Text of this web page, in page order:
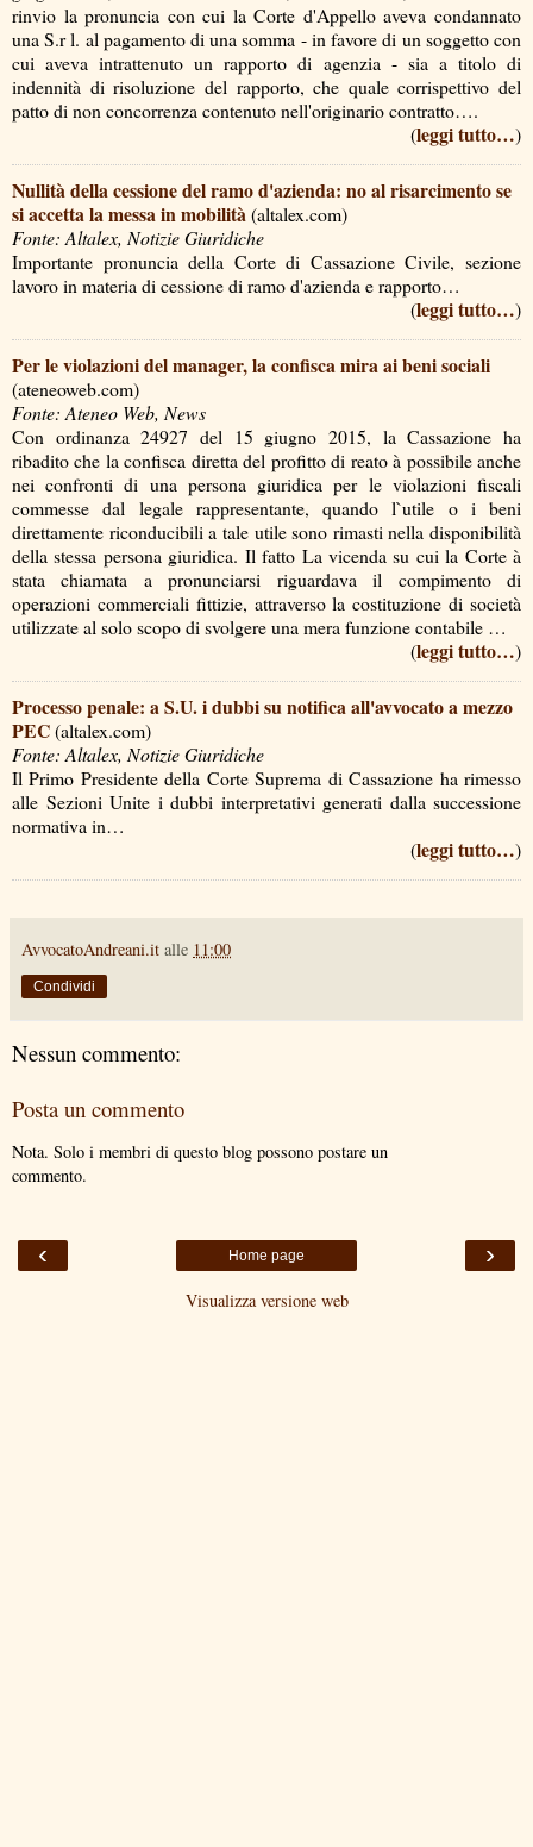
rinvio la pronuncia con cui la Corte d'Appello aveva condannato
una S.r l. al pagamento di una somma - in favore di un soggetto con
cui aveva intrattenuto un rapporto di agenzia - sia a titolo di
indennità di risoluzione del rapporto, che quale corrispettivo del
patto di non concorrenza contenuto nell'originario contratto….
(leggi tutto…)
Nullità della cessione del ramo d'azienda: no al risarcimento se
si accetta la messa in mobilità(altalex.com)
Fonte: Altalex, Notizie Giuridiche
Importante pronuncia della Corte di Cassazione Civile, sezione
lavoro in materia di cessione di ramo d'azienda e rapporto…
(leggi tutto…)
Per le violazioni del manager, la confisca mira ai beni sociali
(ateneoweb.com)
Fonte: Ateneo Web, News
Con ordinanza 24927 del 15 giugno 2015, la Cassazione ha
ribadito che la confisca diretta del profitto di reato à possibile anche
nei confronti di una persona giuridica per le violazioni fiscali
commesse dal legale rappresentante, quando l`utile o i beni
direttamente riconducibili a tale utile sono rimasti nella disponibilità
della stessa persona giuridica. Il fatto La vicenda su cui la Corte à
stata chiamata a pronunciarsi riguardava il compimento di
operazioni commerciali fittizie, attraverso la costituzione di società
utilizzate al solo scopo di svolgere una mera funzione contabile …
(leggi tutto…)
Processo penale: a S.U. i dubbi su notifica all'avvocato a mezzo
PEC(altalex.com)
Fonte: Altalex, Notizie Giuridiche
Il Primo Presidente della Corte Suprema di Cassazione ha rimesso
alle Sezioni Unite i dubbi interpretativi generati dalla successione
normativa in…
(leggi tutto…)
AvvocatoAndreani.it alle 11:00
Condividi
Nessun commento:
Posta un commento
Nota. Solo i membri di questo blog possono postare un
commento.
‹ ›
Home page
Visualizza versione web